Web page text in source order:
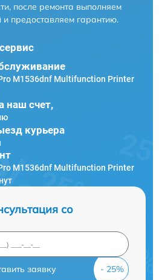
после ремонта выполняем
предоставляем гарантию.
M1536dnf Multifunction Printer
наш счет,
курьера
M1536dnf Multifunction Printer
со
заявку